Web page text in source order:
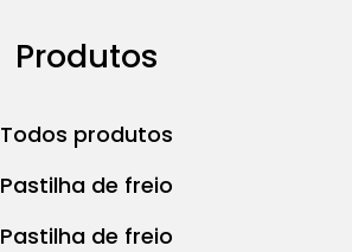
Produtos
Todos produtos
Pastilha de freio
Pastilha de freio